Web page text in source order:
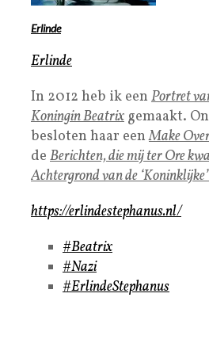
Erlinde
Erlinde
In 2012 heb ik een Portret
Koningin Beatrix gemaakt.
besloten haar eenMake
de Berichten, die mij ter Ore
Achtergrond van de
https://erlindestephanus.nl/
#Beatrix
#Nazi
#ErlindeStephanus